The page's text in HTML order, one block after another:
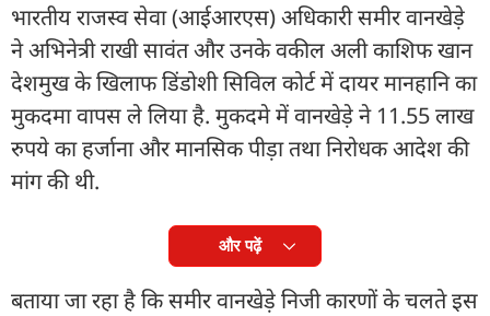
भारतीय राजस्व सेवा (आईआरएस) अधिकारी समीर वानखेड़े
ने अभिनेत्री राखी सावंत और उनके वकील अली काशिफ खान
देशमुख के खिलाफ डिंडोशी सिविल कोर्ट में दायर मानहानि का
मुकदमा वापस ले लिया है. मुकदमे में वानखेड़े ने 11.55 लाख
रुपये का हर्जाना और मानसिक पीड़ा तथा निरोधक आदेश की
मांग की थी.
और पढ़ें
बताया जा रहा है कि समीर वानखेड़े निजी कारणों के चलते इस